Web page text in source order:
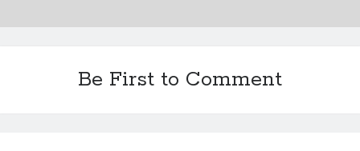
Be First to Comment